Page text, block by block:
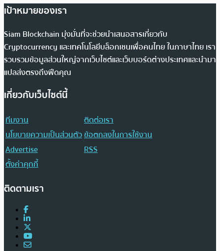
เป้าหมายของเรา
Siam Blockchain มุ่งมั่นที่จะช่วยนำเสนอสารเกี่ยวกับ
Cryptocurrency และเทคโนโลยีบล็อกเชนเพื่อคนไทย ในภาษาไทย เรา
รวบรวมข้อมูลส่วนใหญ่จากเว็บไซต์และเว็บบอร์ดต่างประเทศและนำมา
แปลส่งตรงถึงฟีดคุณ
เกี่ยวกับเว็บไซต์นี้
ทีมงาน
ติดต่อเรา
นโยบายความเป็นส่วนตัวข้อตกลงในการใช้งาน
Advertise
RSS
ตั้งค่าคุกกี้
ติดตามเรา